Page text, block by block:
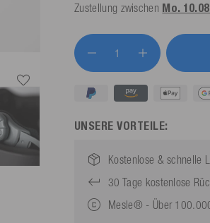
Zustellung zwischen Mo.
UNSERE VORTEILE:
Kostenlose & schnelle
30 Tage kostenlose
Mesle® - Über